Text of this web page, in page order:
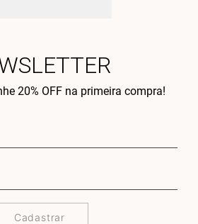
20% OFF na primeira compra!
Cadastrar